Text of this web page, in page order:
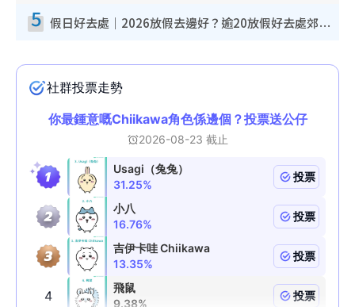
5 假日好去處｜2026放假去邊好？逾20放假好去處郊外/秘景 休閒半日或一日遊